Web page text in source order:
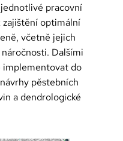
pracovní
optimální
včetně jejich
Dalšími
implementovat do
pěstebních
a dendrologické